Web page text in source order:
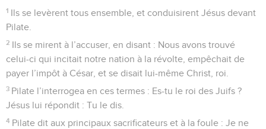
1 Ils se levèrent tous ensemble, et conduisirent Jésus devant
Pilate.
2 Ils se mirent à l’accuser, en disant : Nous avons trouvé
celui-ci qui incitait notre nation à la révolte, empêchait de
payer l’impôt à César, et se disait lui-même Christ, roi.
3 Pilate l’interrogea en ces termes : Es-tu le roi des Juifs ?
Jésus lui répondit : Tu le dis.
4 Pilate dit aux principaux sacrificateurs et à la foule : Je ne